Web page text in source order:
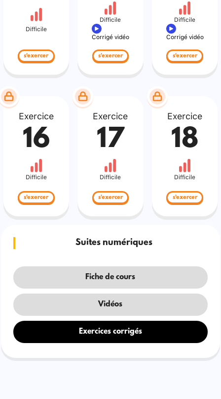
Difficile
s'exercer
Difficile
Corrigé vidéo
s'exercer
Difficile
Corrigé vidéo
s'exercer
Exercice
16
Difficile
s'exercer
Exercice
17
Difficile
s'exercer
Exercice
18
Difficile
s'exercer
Suites numériques
Fiche de cours
Vidéos
Exercices corrigés